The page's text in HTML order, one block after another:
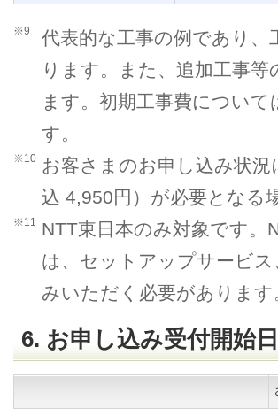
※9
代表的な工事の例であり
ります。また、追加工事
ます。初期工事費につい
す。
※10 お客さまのお申し込み状
込 4,950円）が必要となる
※11
NTT東日本のみ対象です。
は、セットアップサービ
みいただく必要があります
6. お申し込み受付開始